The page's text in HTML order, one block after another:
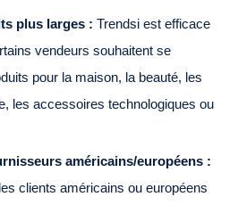
plus larges : Trendsi est efficace
vendeurs souhaitent se
pour la maison, la beauté, les
les accessoires technologiques ou
américains/européens :
clients américains ou européens